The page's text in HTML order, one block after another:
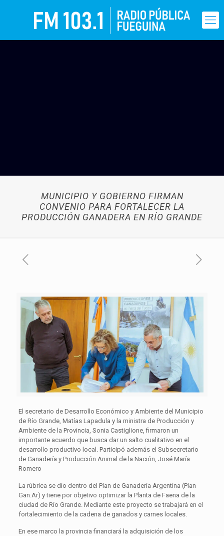
MUNICIPIO Y GOBIERNO FIRMAN
CONVENIO PARA FORTALECER LA
PRODUCCIÓN GANADERA EN RÍO GRANDE
El secretario de Desarrollo Económico y Ambiente del Municipio
de Río Grande, Matías Lapadula y la ministra de Producción y
Ambiente de la Provincia, Sonia Castiglione, firmaron un
importante acuerdo que busca dar un salto cualitativo en el
desarrollo productivo local. Participó además el Subsecretario
de Ganadería y Producción Animal de la Nación, José María
Romero
La rúbrica se dio dentro del Plan de Ganadería Argentina (Plan
Gan.Ar) y tiene por objetivo optimizar la Planta de Faena de la
ciudad de Río Grande. Mediante este proyecto se trabajará en el
fortalecimiento de la cadena de ganados y carnes locales.
En ese marco la provincia financiará la adquisición de los